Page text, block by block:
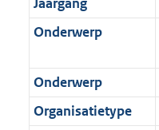
Onderwerp
Onderwerp
Organisatietype